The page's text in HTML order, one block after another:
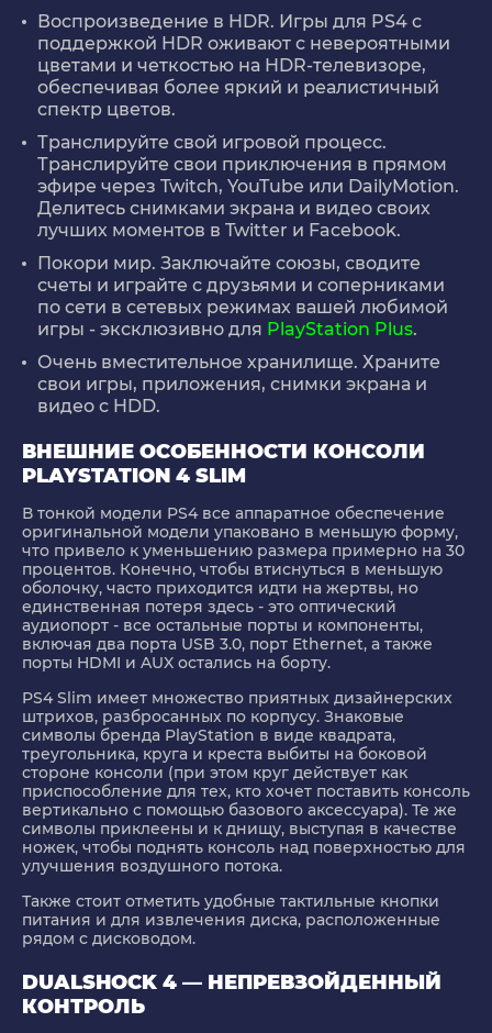
Воспроизведение в HDR. Игры для PS4 с
поддержкой HDR оживают с невероятными
цветами и четкостью на HDR-телевизоре,
обеспечивая более яркий и реалистичный
спектр цветов.
Транслируйте свой игровой процесс.
Транслируйте свои приключения в прямом
эфире через Twitch, YouTube или DailyMotion.
Делитесь снимками экрана и видео своих
лучших моментов в Twitter и Facebook.
Покори мир. Заключайте союзы, сводите
счеты и играйте с друзьями и соперниками
по сети в сетевых режимах вашей любимой
игры - эксклюзивно для PlayStation Plus.
Очень вместительное хранилище. Храните
свои игры, приложения, снимки экрана и
видео с HDD.
ВНЕШНИЕ ОСОБЕННОСТИ КОНСОЛИ
PLAYSTATION 4 SLIM
В тонкой модели PS4 все аппаратное обеспечение
оригинальной модели упаковано в меньшую форму,
что привело к уменьшению размера примерно на 30
процентов. Конечно, чтобы втиснуться в меньшую
оболочку, часто приходится идти на жертвы, но
единственная потеря здесь - это оптический
аудиопорт - все остальные порты и компоненты,
включая два порта USB 3.0, порт Ethernet, а также
порты HDMI и AUX остались на борту.
PS4 Slim имеет множество приятных дизайнерских
штрихов, разбросанных по корпусу. Знаковые
символы бренда PlayStation в виде квадрата,
треугольника, круга и креста выбиты на боковой
стороне консоли (при этом круг действует как
приспособление для тех, кто хочет поставить консоль
вертикально с помощью базового аксессуара). Те же
символы приклеены и к днищу, выступая в качестве
ножек, чтобы поднять консоль над поверхностью для
улучшения воздушного потока.
Также стоит отметить удобные тактильные кнопки
питания и для извлечения диска, расположенные
рядом с дисководом.
DUALSHOCK 4 — НЕПРЕВЗОЙДЕННЫЙ
КОНТРОЛЬ